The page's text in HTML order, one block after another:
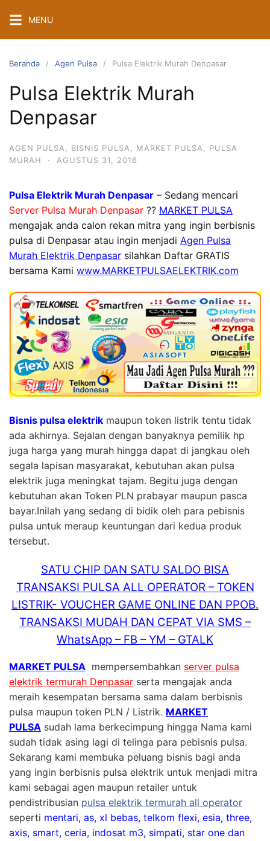
ke
konten
MENU
Beranda Agen Pulsa Pulsa Elektrik Murah Denpasar
Pulsa Elektrik Murah
Denpasar
AGEN PULSA BISNIS PULSA MARKET PULSA
PULSA
MURAH
· AGUSTUS 31, 2016
Pulsa Elektrik Murah Denpasar – Sedang mencari
Server Pulsa Murah Denpasar ?? MARKET PULSA
mengajak anda calon rekan mitra yang ingin berbisnis
pulsa di Denpasar atau ingin menjadi Agen Pulsa
Murah Elektrik Denpasar silahkan Daftar GRATIS
bersama Kami www.MARKETPULSAELEKTRIK.com
Bisnis pulsa elektrik maupun token listrik tentu tidak
ada akhirnya. Sejalan dengan banyaknya pemilik hp
juga harga yang murah hingga dapat di jangkau oleh
segala lapisan masyarakat, kebutuhan akan pulsa
elektrik juga meningkat tajam. Begitu juga dengan
kebutuhan akan Token PLN prabayar maupun pasca
bayar.Inilah yang sedang di bidik oleh para pebisnis
pulsa untuk meraup keuntungan dari kedua produk
tersebut.
SATU CHIP DAN SATU SALDO BISA
TRANSAKSI PULSA ALL OPERATOR – TOKEN
LISTRIK- VOUCHER GAME ONLINE DAN PPOB.
TRANSAKSI MUDAH DAN CEPAT VIA SMS –
WhatsApp – FB – YM – GTALK
MARKET PULSA mempersembahkan server pulsa
elektrik termurah Denpasar serta mengajak anda
meraih kesempatan bersama sama dalam berbisnis
pulsa maupun token PLN / Listrik. MARKET
PULSA sudah lama berkecimpung hingga Nama kami
sudah tidak asing lagi di telinga para pebisnis pulsa.
Sekarang kami membuka peluang bisnis bagi anda
yang ingin berbisnis pulsa elektrik untuk menjadi mitra
kami sebagai agen maupun retailer untuk
pendistribusian pulsa elektrik termurah all operator
seperti mentari, as, xl bebas, telkom flexi, esia, three,
axis, smart, ceria, indosat m3, simpati, star one dan